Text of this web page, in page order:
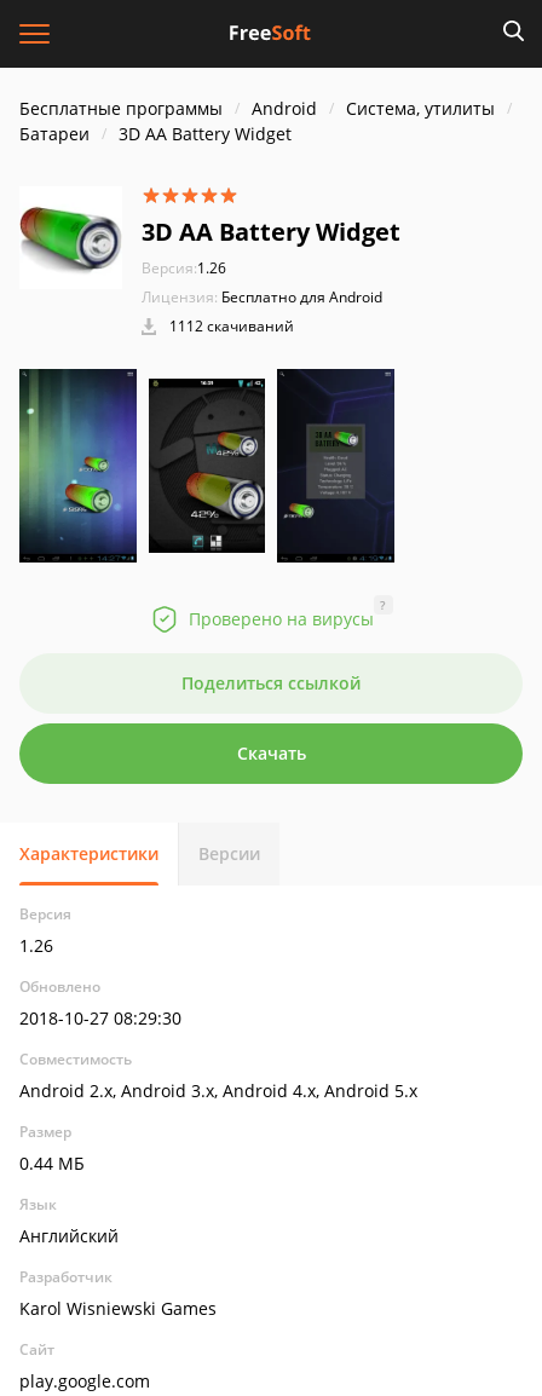
Бесплатные программы Android
Система, утилиты
Батареи
3D AA Battery Widget
3D AA Battery Widget
Версия:1.26
Лицензия: Бесплатно для Android
1112 скачиваний
Проверено на вирусы
?
Поделиться ссылкой
Скачать
Характеристики Версии
Версия
1.26
Обновлено
2018-10-27 08:29:30
Совместимость
Android 2.x, Android 3.x, Android 4.x, Android 5.x
Размер
0.44 МБ
Язык
Английский
Разработчик
Karol Wisniewski Games
Сайт
play.google.com